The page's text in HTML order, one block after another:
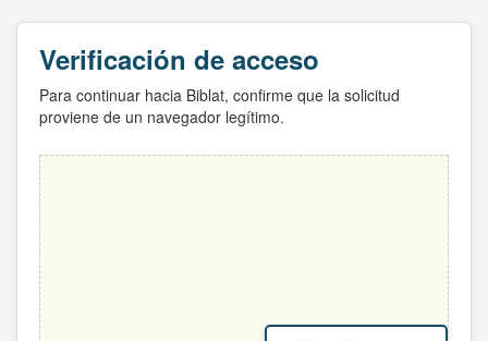
Verificación de acceso
Para continuar hacia Biblat, confirme que la solicitud
proviene de un navegador legítimo.